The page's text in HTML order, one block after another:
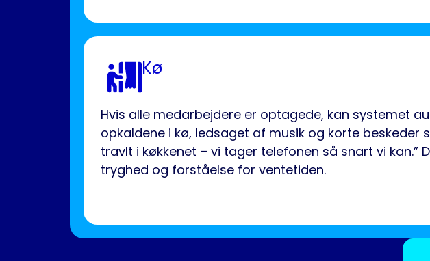
Kø
Hvis alle medarbejdere er optagede, kan systemet
opkaldene i kø, ledsaget af musik og korte beskeder
travlt i køkkenet – vi tager telefonen så snart vi kan.”
tryghed og forståelse for ventetiden.